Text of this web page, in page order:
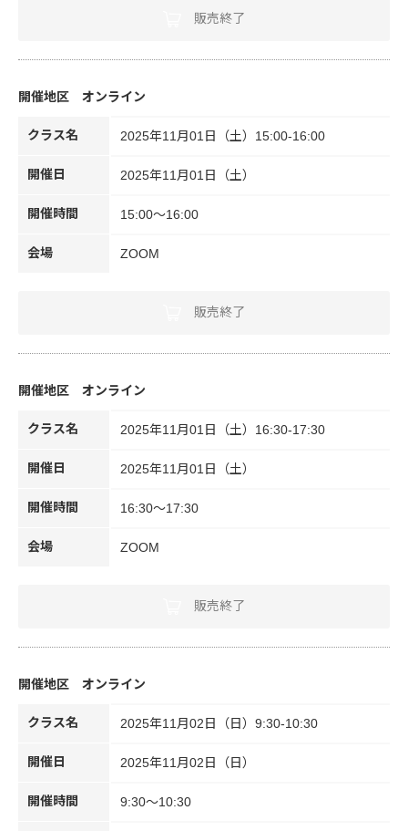
販売終了
オンライン
クラス名 2025年11月01日（土）15:00-16:00
開催日 2025年11月01日（土）
開催時間 15:00～16:00
会場 ZOOM
販売終了
オンライン
クラス名 2025年11月01日（土）16:30-17:30
開催日 2025年11月01日（土）
開催時間 16:30～17:30
会場 ZOOM
販売終了
オンライン
クラス名 2025年11月02日（日）9:30-10:30
開催日 2025年11月02日（日）
開催時間 9:30～10:30